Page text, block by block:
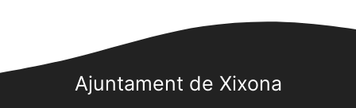
Ajuntament de Xixona